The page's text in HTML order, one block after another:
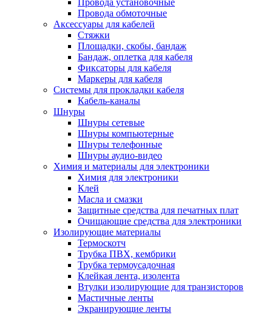
Провода обмоточные
Аксессуары для кабелей
Стяжки
Площадки, скобы, бандаж
Бандаж, оплетка для кабеля
Фиксаторы для кабеля
Маркеры для кабеля
Системы для прокладки кабеля
Кабель-каналы
Шнуры
Шнуры сетевые
Шнуры компьютерные
Шнуры телефонные
Шнуры аудио-видео
Химия и материалы для электроники
Химия для электроники
Клей
Масла и смазки
Защитные средства для печатных плат
Очищающие средства для электроники
Изолирующие материалы
Термоскотч
Трубка ПВХ, кембрики
Трубка термоусадочная
Клейкая лента, изолента
Втулки изолирующие для транзисторов
Мастичные ленты
Экранирующие ленты